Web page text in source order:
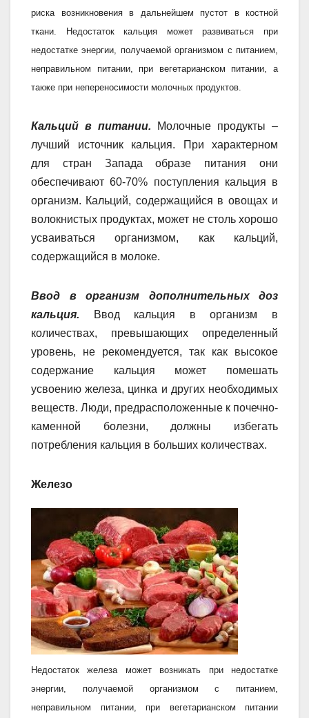
риска возникновения в дальнейшем пустот в костной
ткани. Недостаток кальция может развиваться при
недостатке энергии, получаемой организмом с питанием,
неправильном питании, при вегетарианском питании, а
также при непереносимости молочных продуктов.
Кальций в питании. Молочные продукты –
лучший источник кальция. При характерном
для стран Запада образе питания они
обеспечивают 60-70% поступления кальция в
организм. Кальций, содержащийся в овощах и
волокнистых продуктах, может не столь хорошо
усваиваться организмом, как кальций,
содержащийся в молоке.
Ввод в организм дополнительных доз
кальция.
Ввод кальция в организм в
количествах, превышающих определенный
уровень, не рекомендуется, так как высокое
содержание кальция может помешать
усвоению железа, цинка и других необходимых
веществ. Люди, предрасположенные к почечно-
каменной болезни, должны избегать
потребления кальция в больших количествах.
Железо
Недостаток железа может возникать при недостатке
энергии, получаемой организмом с питанием,
неправильном питании, при вегетарианском питании